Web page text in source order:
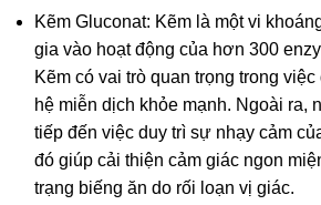
Kẽm Gluconat: Kẽm là một vi
gia vào hoạt động của hơn 300
Kẽm có vai trò quan trọng trong
hệ miễn dịch khỏe mạnh. Ngoài ra,
tiếp đến việc duy trì sự nhạy cảm
đó giúp cải thiện cảm giác ngon
trạng biếng ăn do rối loạn vị giác.